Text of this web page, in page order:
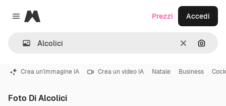
Close menu
Magnific
CancellaCerca
Prezzi Accedi
Crea un'immagine IA Crea un video IA Natale Business
Foto Di Alcolici